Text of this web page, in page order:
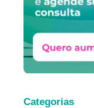
Categorias